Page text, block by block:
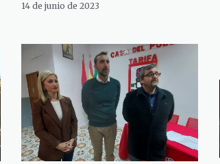
14 de junio de 2023